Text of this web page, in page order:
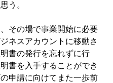
う。
その場で事業開始に必要
ネスアカウントに移動さ
書の発行を忘れずに行
書を入手することができ
申請に向けてまた一歩前